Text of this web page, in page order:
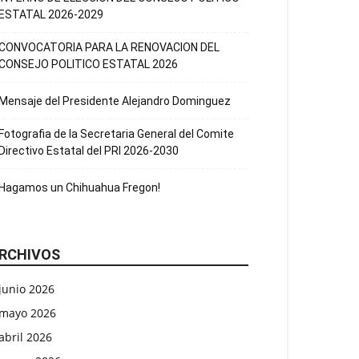
ESTATAL 2026-2029
PARA LA RENOVACION DEL
POLITICO ESTATAL 2026
Mensaje del Presidente Alejandro Dominguez
Fotografia de la Secretaria General del Comite
Directivo Estatal del PRI 2026-2030
Hagamos un Chihuahua Fregon!
junio 2026
mayo 2026
2026